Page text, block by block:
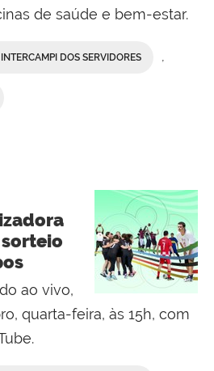
de saúde e bem-estar.
DOS SERVIDORES ,
sorteio
ao vivo,
quarta-feira, às 15h, com